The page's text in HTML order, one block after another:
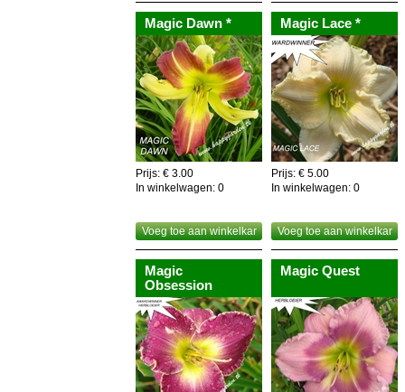
Magic Dawn *
Prijs: € 3.00
In winkelwagen: 0
Voeg toe aan winkelkar
Magic Lace *
Prijs: € 5.00
In winkelwagen: 0
Voeg toe aan winkelkar
Magic
Obsession
Magic Quest